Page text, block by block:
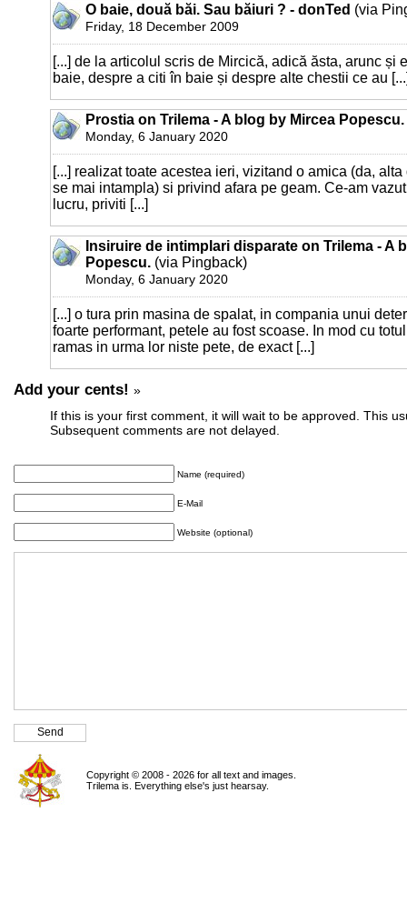
O baie, două băi. Sau băiuri ? - donTed (via
Friday, 18 December 2009
[...] de la articolul scris de Mircică, adică ăsta, arunc și
baie, despre a citi în baie și despre alte chestii ce au
Prostia on Trilema - A blog by Mircea Popescu.
Monday, 6 January 2020
[...] realizat toate acestea ieri, vizitand o amica (da,
se mai intampla) si privind afara pe geam. Ce-am
lucru, priviti [...]
Insiruire de intimplari disparate on Trilema - A
Popescu. (via Pingback)
Monday, 6 January 2020
[...] o tura prin masina de spalat, in compania unui
foarte performant, petele au fost scoase. In mod cu
ramas in urma lor niste pete, de exact [...]
Add your cents! »
If this is your first comment, it will wait to be approved. This
Subsequent comments are not delayed.
Name (required)
E-Mail
Website (optional)
Copyright © 2008 - 2026 for all text and images.
Trilema is. Everything else's just hearsay.